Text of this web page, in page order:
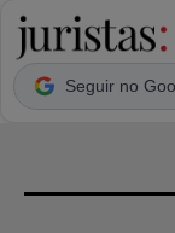
Seguir no